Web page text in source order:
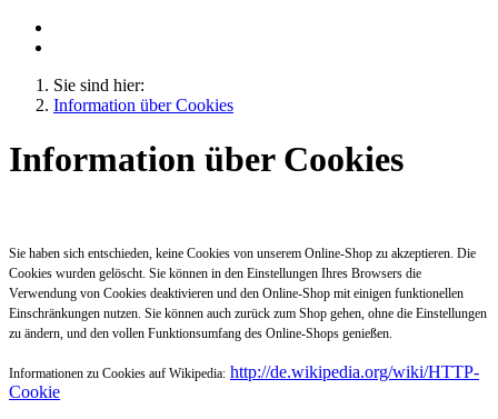
Sie sind hier:
Information über Cookies
Information über Cookies
Sie haben sich entschieden, keine Cookies von unserem Online-Shop zu akzeptieren. Die
Cookies wurden gelöscht. Sie können in den Einstellungen Ihres Browsers die
Verwendung von Cookies deaktivieren und den Online-Shop mit einigen funktionellen
Einschränkungen nutzen. Sie können auch zurück zum Shop gehen, ohne die Einstellungen
zu ändern, und den vollen Funktionsumfang des Online-Shops genießen.
Informationen zu Cookies auf Wikipedia: http://de.wikipedia.org/wiki/HTTP-
Cookie